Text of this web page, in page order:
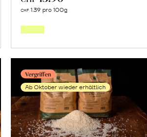
CHF 1.39 pro 100g
Vergriffen
Ab Oktober wieder erhältlich